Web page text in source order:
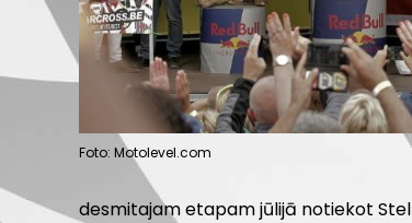
Foto: Motolevel.com
desmitajam etapam jūlijā notiekot